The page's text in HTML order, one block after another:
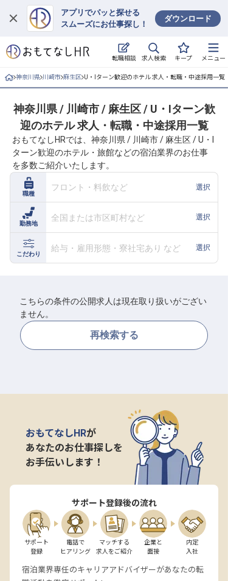
アプリでパッと探せる
スムーズにお仕事探し！
ダウンロード
転職相談 求人検索 キープ メニュー
ログイン
求人・施設を探す
就職・転職 合同説明会
おもてなしHRについて
ご利用の流れ
よくある質問
ホテル・宿泊業界情報コラム
神奈川県 川崎市 麻生区 U・Iターン歓迎のホテル 求人・転職・中途採用一覧
神奈川県 / 川崎市 / 麻生区 / U・Iターン歓
迎のホテル 求人・転職・中途採用一覧
おもてなしHRでは、神奈川県 / 川崎市 / 麻生区 / U・I
ターン歓迎のホテル・旅館などの宿泊業界のお仕事
を多数ご紹介いたします。
職種
フロント・料飲など 選択
勤務地
全国または市区町村など 選択
こだわり
給与・雇用形態・寮社宅あり など 選択
こちらの条件の公開求人は現在取り扱いがござい
ません。
再検索する
おもてなしHRが
あなたのお仕事探しを
お手伝いします！
サポート登録後の流れ
サポート
登録
電話で
ヒアリング
マッチする
求人をご紹介
企業と
面接
内定
入社
宿泊業界専任のキャリアアドバイザーがあなたの転